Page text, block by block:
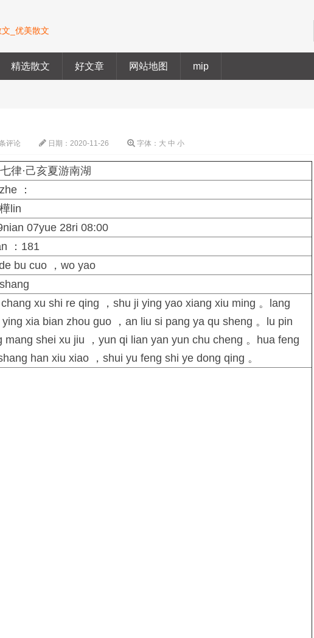
_优美散文
精选散文 好文章 网站地图 mip
评论 日期：2020-11-26 字体： 大 中 小
七律·己亥夏游南湖
：
lin
07yue 28ri 08:00
：181
bu cuo ，wo yao
xu shi re qing ，shu ji ying yao xiang xiu ming 。lang
ying xia bian zhou guo ，an liu si pang ya qu sheng 。lu pin
mang shei xu jiu ，yun qi lian yan yun chu cheng 。hua feng
han xiu xiao ，shui yu feng shi ye dong qing 。